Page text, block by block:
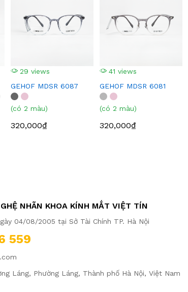
29 views
GEHOF MDSR 6087
(có 2 màu)
320,000₫
41 views
GEHOF MDSR 6081
(có 2 màu)
320,000₫
NHÃN KHOA KÍNH MẮT VIỆT TÍN
04/08/2005 tại Sở Tài Chính TP. Hà Nội
559
Láng, Phường Láng, Thành phố Hà Nội, Việt Nam